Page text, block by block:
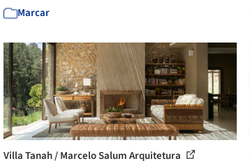
Marcar
Villa Tanah / Marcelo Salum Arquitetura